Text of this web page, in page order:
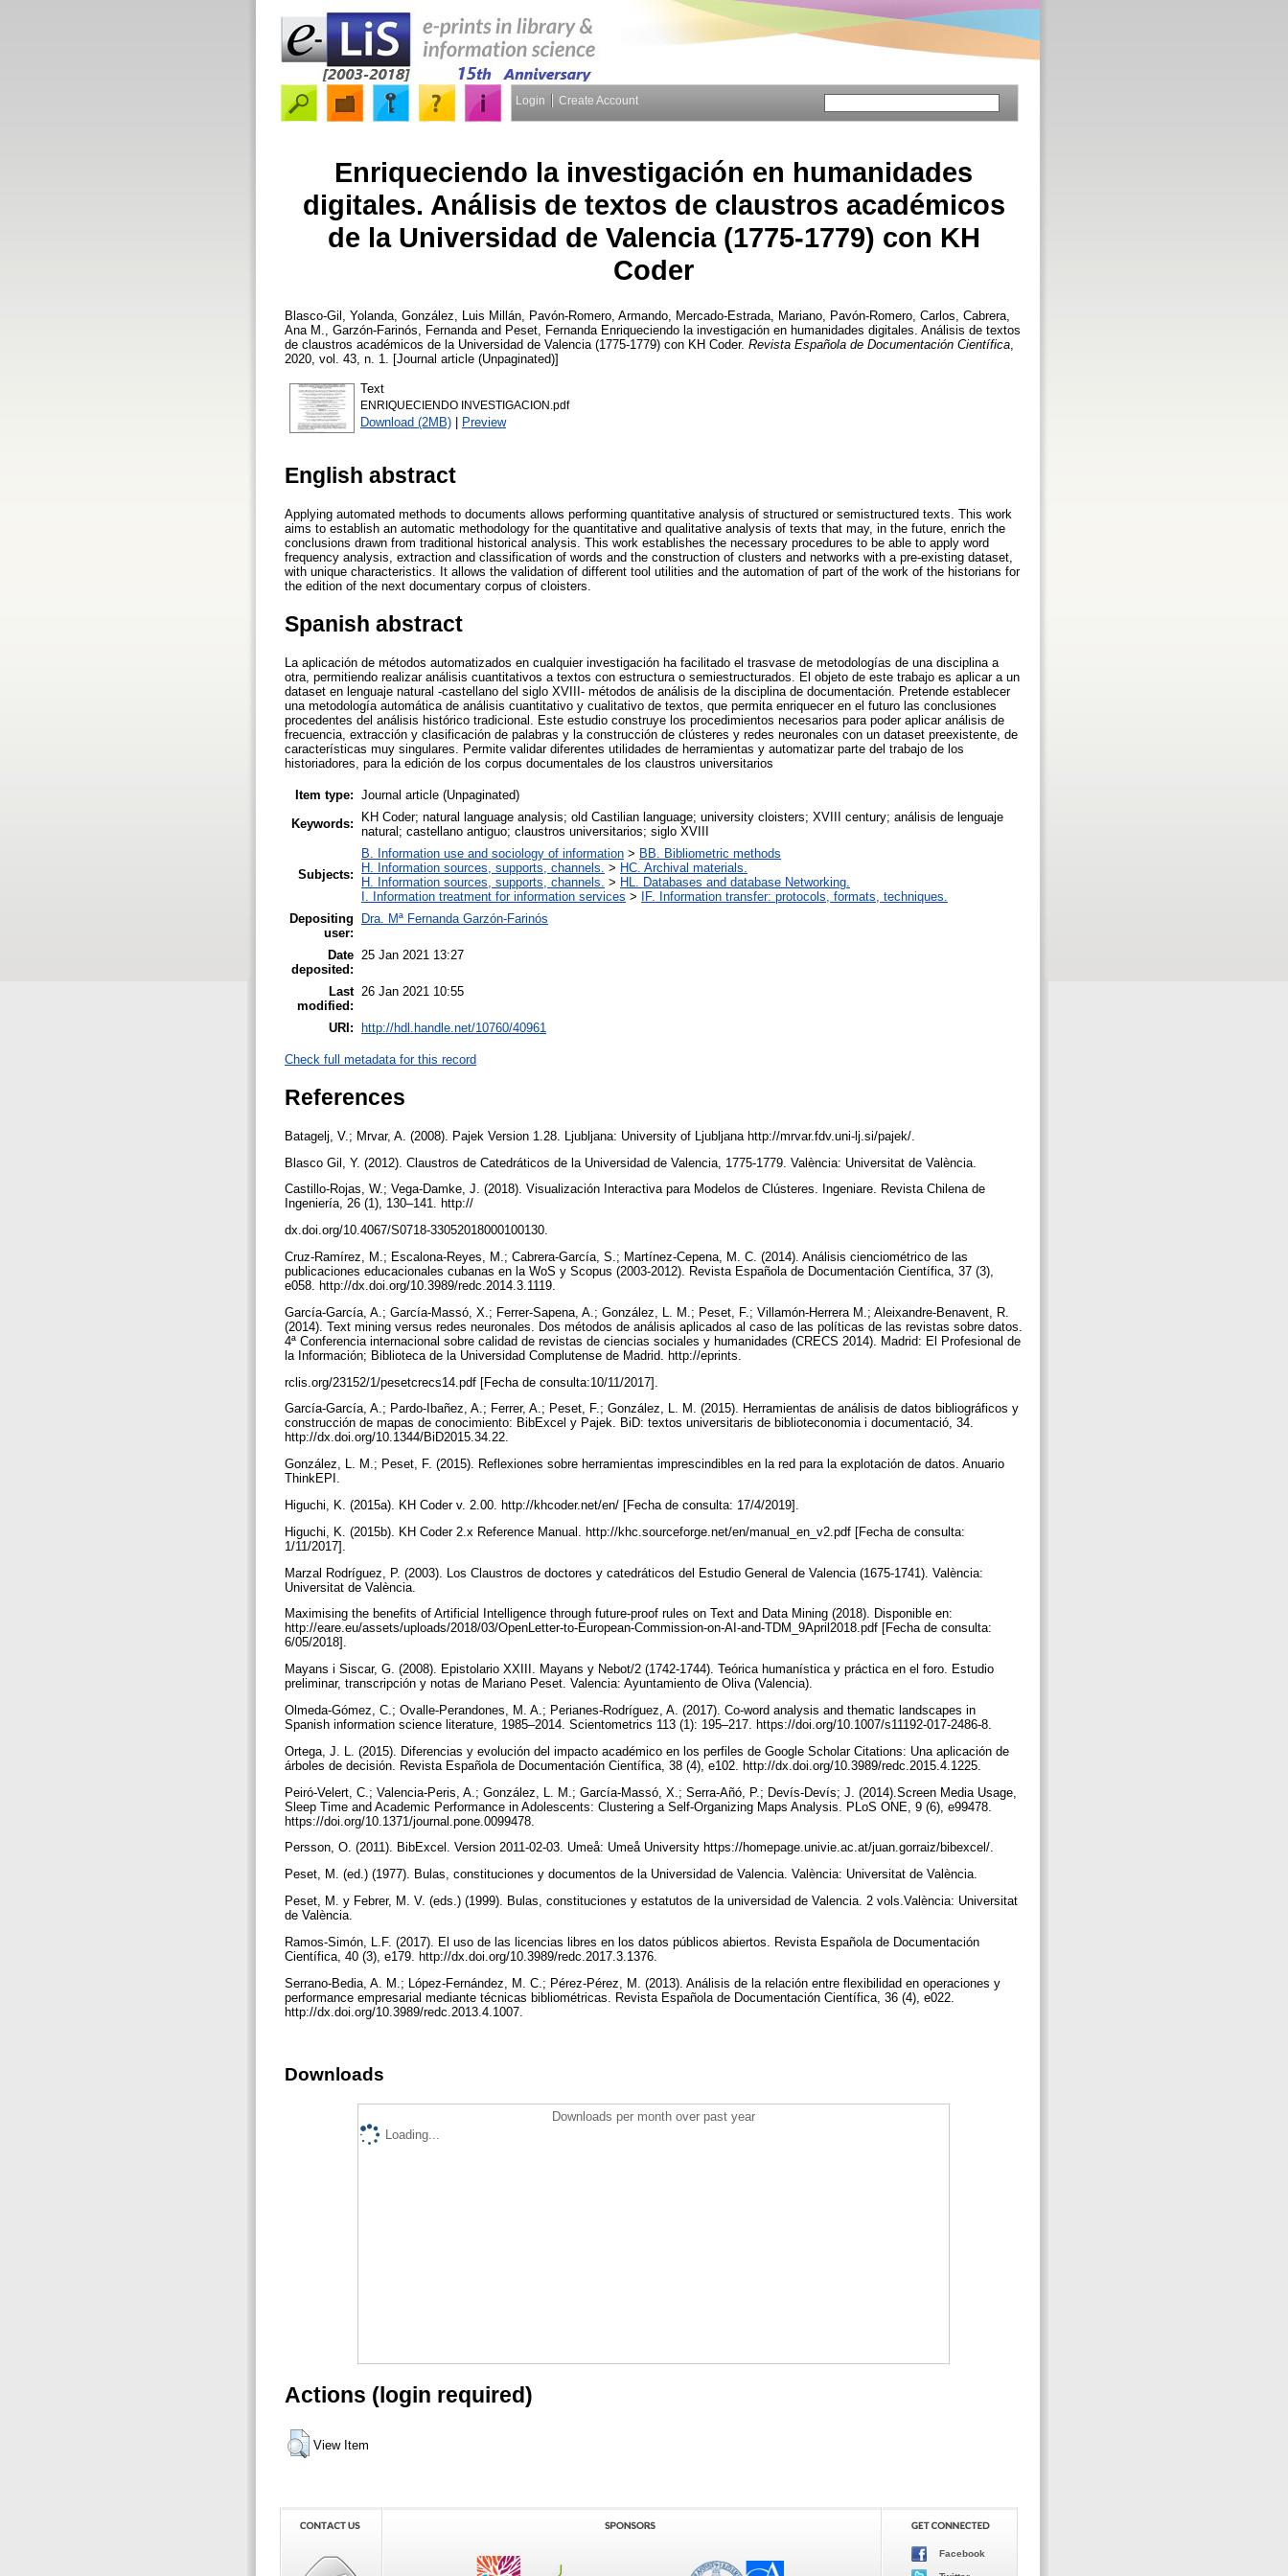
Login Create Account
Enriqueciendo la investigación en humanidades
digitales. Análisis de textos de claustros académicos
de la Universidad de Valencia (1775-1779) con KH
Coder
Blasco-Gil, Yolanda González, Luis Millán Pavón-Romero, Armando Mercado-Estrada, Mariano Pavón-Romero, Carlos Cabrera,
Ana M.
Garzón-Farinós, Fernanda and Peset, Fernanda Enriqueciendo la investigación en humanidades digitales. Análisis de textos
de claustros académicos de la Universidad de Valencia (1775-1779) con KH Coder. Revista Española de Documentación Científica
2020, vol. 43, n. 1. [Journal article (Unpaginated)]
Text
ENRIQUECIENDO INVESTIGACION.pdf
Download (2MB) | Preview
English abstract
Applying automated methods to documents allows performing quantitative analysis of structured or semistructured texts. This work
aims to establish an automatic methodology for the quantitative and qualitative analysis of texts that may, in the future, enrich the
conclusions drawn from traditional historical analysis. This work establishes the necessary procedures to be able to apply word
frequency analysis, extraction and classification of words and the construction of clusters and networks with a pre-existing dataset,
with unique characteristics. It allows the validation of different tool utilities and the automation of part of the work of the historians for
the edition of the next documentary corpus of cloisters.
Spanish abstract
La aplicación de métodos automatizados en cualquier investigación ha facilitado el trasvase de metodologías de una disciplina a
otra, permitiendo realizar análisis cuantitativos a textos con estructura o semiestructurados. El objeto de este trabajo es aplicar a un
dataset en lenguaje natural -castellano del siglo XVIII- métodos de análisis de la disciplina de documentación. Pretende establecer
una metodología automática de análisis cuantitativo y cualitativo de textos, que permita enriquecer en el futuro las conclusiones
procedentes del análisis histórico tradicional. Este estudio construye los procedimientos necesarios para poder aplicar análisis de
frecuencia, extracción y clasificación de palabras y la construcción de clústeres y redes neuronales con un dataset preexistente, de
características muy singulares. Permite validar diferentes utilidades de herramientas y automatizar parte del trabajo de los
historiadores, para la edición de los corpus documentales de los claustros universitarios
Item type: Journal article (Unpaginated)
Keywords:
KH Coder; natural language analysis; old Castilian language; university cloisters; XVIII century; análisis de lenguaje
natural; castellano antiguo; claustros universitarios; siglo XVIII
Subjects:
B. Information use and sociology of information > BB. Bibliometric methods
H. Information sources, supports, channels. > HC. Archival materials.
H. Information sources, supports, channels. > HL. Databases and database Networking.
I. Information treatment for information services >
IF. Information transfer: protocols, formats, techniques.
Depositing
user:
Dra. Mª Fernanda Garzón-Farinós
Date
deposited:
25 Jan 2021 13:27
Last
modified:
26 Jan 2021 10:55
URI: http://hdl.handle.net/10760/40961
Check full metadata for this record
References
Batagelj, V.; Mrvar, A. (2008). Pajek Version 1.28. Ljubljana: University of Ljubljana http://mrvar.fdv.uni-lj.si/pajek/.
Blasco Gil, Y. (2012). Claustros de Catedráticos de la Universidad de Valencia, 1775-1779. València: Universitat de València.
Castillo-Rojas, W.; Vega-Damke, J. (2018). Visualización Interactiva para Modelos de Clústeres. Ingeniare. Revista Chilena de
Ingeniería, 26 (1), 130–141. http://
dx.doi.org/10.4067/S0718-33052018000100130.
Cruz-Ramírez, M.; Escalona-Reyes, M.; Cabrera-García, S.; Martínez-Cepena, M. C. (2014). Análisis cienciométrico de las
publicaciones educacionales cubanas en la WoS y Scopus (2003-2012). Revista Española de Documentación Científica, 37 (3),
e058. http://dx.doi.org/10.3989/redc.2014.3.1119.
García-García, A.; García-Massó, X.; Ferrer-Sapena, A.; González, L. M.; Peset, F.; Villamón-Herrera M.; Aleixandre-Benavent, R.
(2014). Text mining versus redes neuronales. Dos métodos de análisis aplicados al caso de las políticas de las revistas sobre datos.
4ª Conferencia internacional sobre calidad de revistas de ciencias sociales y humanidades (CRECS 2014). Madrid: El Profesional de
la Información; Biblioteca de la Universidad Complutense de Madrid. http://eprints.
rclis.org/23152/1/pesetcrecs14.pdf [Fecha de consulta:10/11/2017].
García-García, A.; Pardo-Ibañez, A.; Ferrer, A.; Peset, F.; González, L. M. (2015). Herramientas de análisis de datos bibliográficos y
construcción de mapas de conocimiento: BibExcel y Pajek. BiD: textos universitaris de biblioteconomia i documentació, 34.
http://dx.doi.org/10.1344/BiD2015.34.22.
González, L. M.; Peset, F. (2015). Reflexiones sobre herramientas imprescindibles en la red para la explotación de datos. Anuario
ThinkEPI.
Higuchi, K. (2015a). KH Coder v. 2.00. http://khcoder.net/en/ [Fecha de consulta: 17/4/2019].
Higuchi, K. (2015b). KH Coder 2.x Reference Manual. http://khc.sourceforge.net/en/manual_en_v2.pdf [Fecha de consulta:
1/11/2017].
Marzal Rodríguez, P. (2003). Los Claustros de doctores y catedráticos del Estudio General de Valencia (1675-1741). València:
Universitat de València.
Maximising the benefits of Artificial Intelligence through future-proof rules on Text and Data Mining (2018). Disponible en:
http://eare.eu/assets/uploads/2018/03/OpenLetter-to-European-Commission-on-AI-and-TDM_9April2018.pdf [Fecha de consulta:
6/05/2018].
Mayans i Siscar, G. (2008). Epistolario XXIII. Mayans y Nebot/2 (1742-1744). Teórica humanística y práctica en el foro. Estudio
preliminar, transcripción y notas de Mariano Peset. Valencia: Ayuntamiento de Oliva (Valencia).
Olmeda-Gómez, C.; Ovalle-Perandones, M. A.; Perianes-Rodríguez, A. (2017). Co-word analysis and thematic landscapes in
Spanish information science literature, 1985–2014. Scientometrics 113 (1): 195–217. https://doi.org/10.1007/s11192-017-2486-8.
Ortega, J. L. (2015). Diferencias y evolución del impacto académico en los perfiles de Google Scholar Citations: Una aplicación de
árboles de decisión. Revista Española de Documentación Científica, 38 (4), e102. http://dx.doi.org/10.3989/redc.2015.4.1225.
Peiró-Velert, C.; Valencia-Peris, A.; González, L. M.; García-Massó, X.; Serra-Añó, P.; Devís-Devís; J. (2014).Screen Media Usage,
Sleep Time and Academic Performance in Adolescents: Clustering a Self-Organizing Maps Analysis. PLoS ONE, 9 (6), e99478.
https://doi.org/10.1371/journal.pone.0099478.
Persson, O. (2011). BibExcel. Version 2011-02-03. Umeå: Umeå University https://homepage.univie.ac.at/juan.gorraiz/bibexcel/.
Peset, M. (ed.) (1977). Bulas, constituciones y documentos de la Universidad de Valencia. València: Universitat de València.
Peset, M. y Febrer, M. V. (eds.) (1999). Bulas, constituciones y estatutos de la universidad de Valencia. 2 vols.València: Universitat
de València.
Ramos-Simón, L.F. (2017). El uso de las licencias libres en los datos públicos abiertos. Revista Española de Documentación
Científica, 40 (3), e179. http://dx.doi.org/10.3989/redc.2017.3.1376.
Serrano-Bedia, A. M.; López-Fernández, M. C.; Pérez-Pérez, M. (2013). Análisis de la relación entre flexibilidad en operaciones y
performance empresarial mediante técnicas bibliométricas. Revista Española de Documentación Científica, 36 (4), e022.
http://dx.doi.org/10.3989/redc.2013.4.1007.
Downloads
Downloads per month over past year
Loading...
Actions (login required)
View Item
Facebook